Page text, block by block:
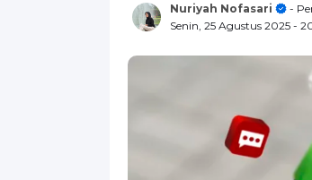
Nuriyah Nofasari
-
Senin, 25 Agustus 2025 -